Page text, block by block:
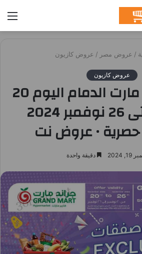
/ عروض مصر / عروض كازيون
عروض كازيون
عروض جراند مارت الدمام اليوم 20
نوفمبر حتى 26 نوفمبر 2024
• عروض نت
2024 دقيقة واحدة